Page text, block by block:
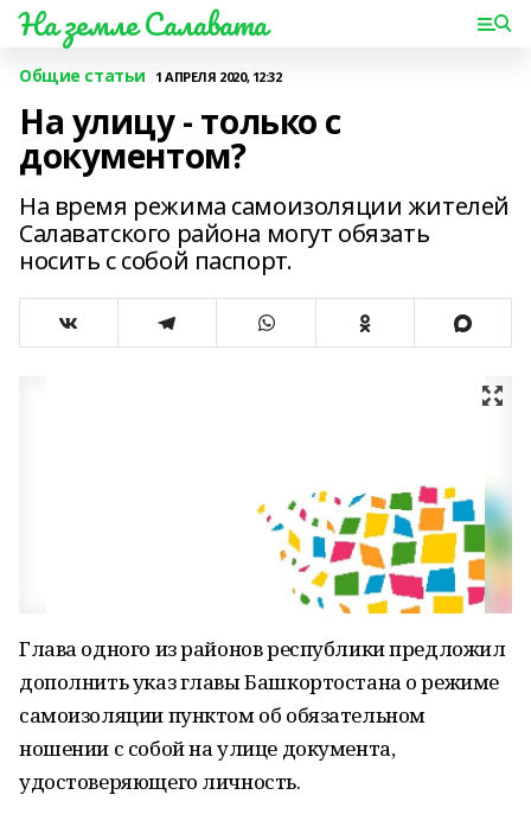
На земле Салавата
Общие статьи 1 АПРЕЛЯ 2020, 12:32
На улицу - только с
документом?
На время режима самоизоляции жителей
Салаватского района могут обязать
носить с собой паспорт.
Глава одного из районов республики предложил
дополнить указ главы Башкортостана о режиме
самоизоляции пунктом об обязательном
ношении с собой на улице документа,
удостоверяющего личность.